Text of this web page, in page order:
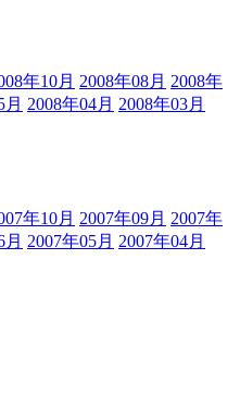
年10月 2008年08月 2008年
月 2008年04月 2008年03月
年10月 2007年09月 2007年
月 2007年05月 2007年04月